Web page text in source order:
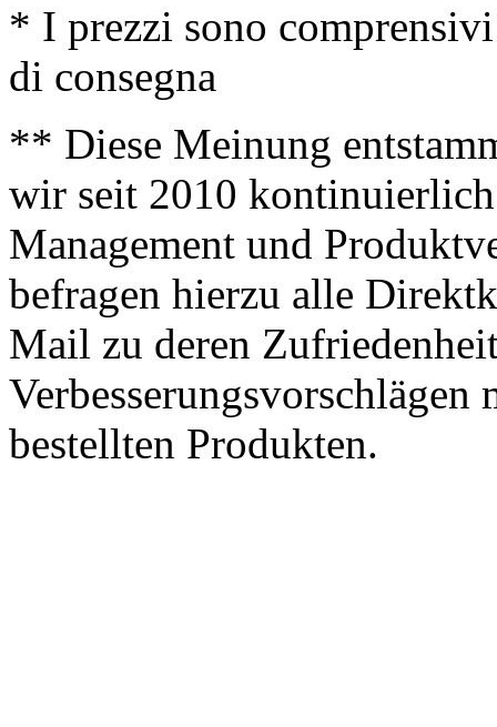
* I prezzi sono
di consegna
** Diese Meinung
wir seit 2010
Management und
befragen hierzu alle
Mail zu deren
bestellten Produkten.